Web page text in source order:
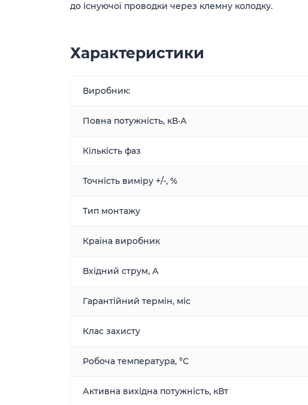
до існуючої проводки через клемну колодку.
Характеристики
Виробник:
Повна потужність, кВ·А
Кількість фаз
Точність виміру +/-, %
Тип монтажу
Країна виробник
Вхідний струм, А
Гарантійний термін, міс
Клас захисту
Робоча температура, °С
Активна вихідна потужність, кВт